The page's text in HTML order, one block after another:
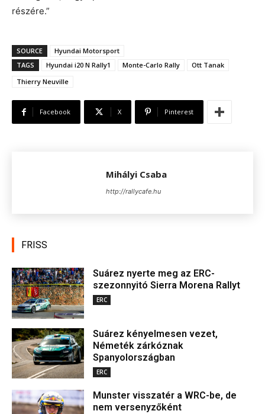
részére.”
SOURCE
Hyundai Motorsport
TAGS
Hyundai i20 N Rally1 Monte-Carlo Rally
Ott Tanak
Thierry Neuville
Facebook X Pinterest
Mihályi Csaba
http://rallycafe.hu
FRISS
Suárez nyerte meg az ERC-
szezonnyitó Sierra Morena Rallyt
ERC
Suárez kényelmesen vezet,
Németék zárkóznak
Spanyolországban
ERC
Munster visszatér a WRC-be, de
nem versenyzőként